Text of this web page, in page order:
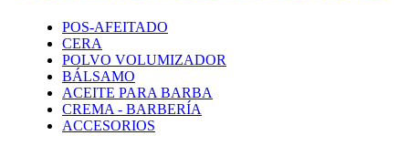
POS-AFEITADO
CERA
POLVO VOLUMIZADOR
BÁLSAMO
ACEITE PARA BARBA
CREMA - BARBERÍA
ACCESORIOS